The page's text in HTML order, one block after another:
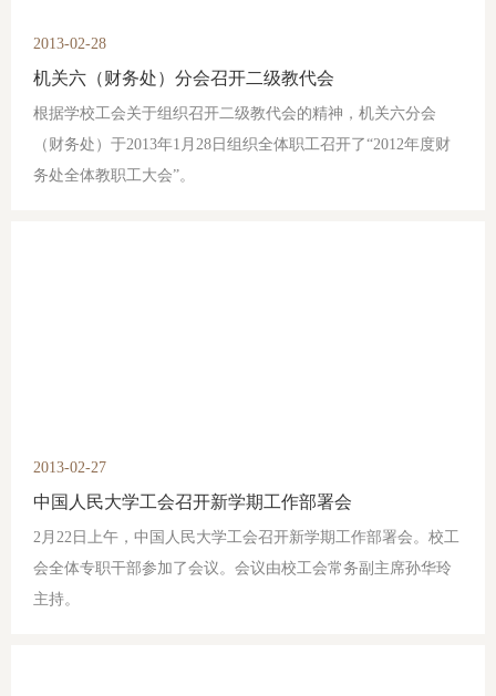
2013-02-28
机关六（财务处）分会召开二级教代会
根据学校工会关于组织召开二级教代会的精神，机关六分会
（财务处）于2013年1月28日组织全体职工召开了“2012年度财
务处全体教职工大会”。
2013-02-27
中国人民大学工会召开新学期工作部署会
2月22日上午，中国人民大学工会召开新学期工作部署会。校工
会全体专职干部参加了会议。会议由校工会常务副主席孙华玲
主持。